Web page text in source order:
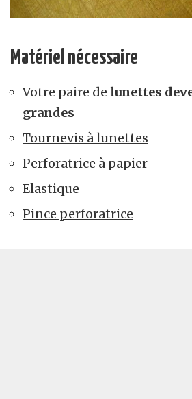
Matériel nécessaire
Votre paire de lunettes
grandes
Tournevis à lunettes
Perforatrice à papier
Elastique
Pince perforatrice